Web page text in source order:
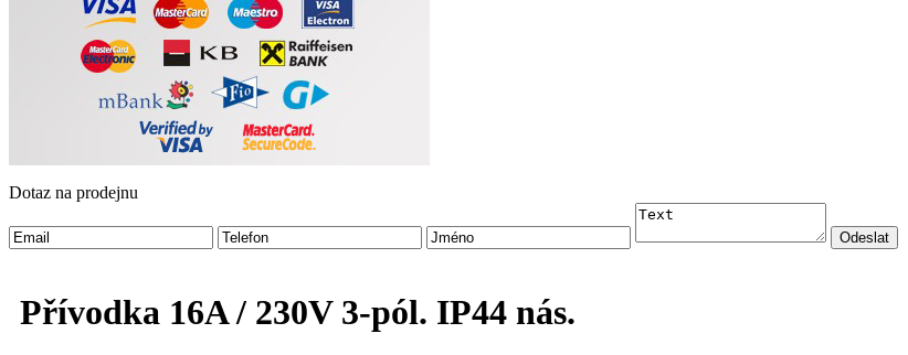
Dotaz na prodejnu
Přívodka 16A / 230V 3-pól. IP44 nás.